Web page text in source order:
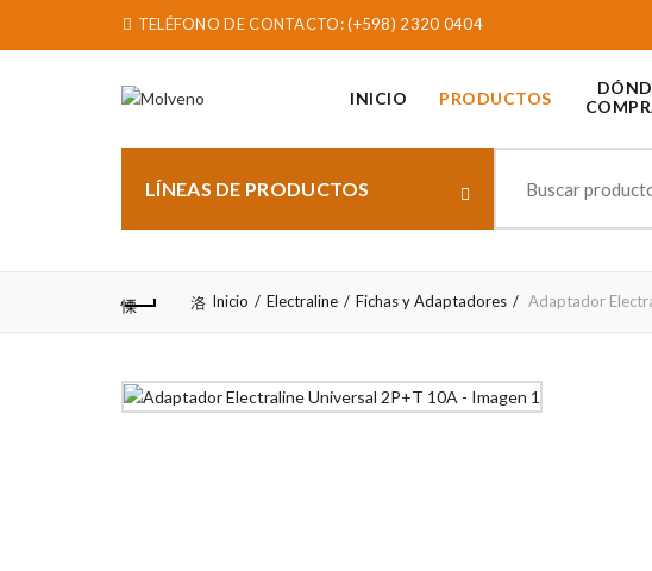
TELÉFONO DE CONTACTO:(+598) 2320 0404
INICIO PRODUCTOS
LÍNEAS DE PRODUCTOS
Inicio Electraline Fichas y Adaptadores Adaptador